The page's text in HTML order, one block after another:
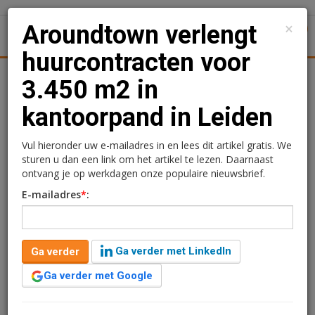
Transacties
Aroundtown verlengt
huurcontracten voor
3.450 m2 in kantoorpand
in Leiden
Redactie
13 mei 2026 om 10:10
3 maanden geleden aangepast
1 minuut leestijd
Aroundtown heeft twee langetermijnverlengingen
×
Aroundtown verlengt
huurcontracten voor
3.450 m2 in
kantoorpand in Leiden
Vul hieronder uw e-mailadres in en lees dit artikel gratis. We
sturen u dan een link om het artikel te lezen. Daarnaast
ontvang je op werkdagen onze populaire nieuwsbrief.
E-mailadres*:
Ga verder
Ga verder met LinkedIn
Ga verder met Google